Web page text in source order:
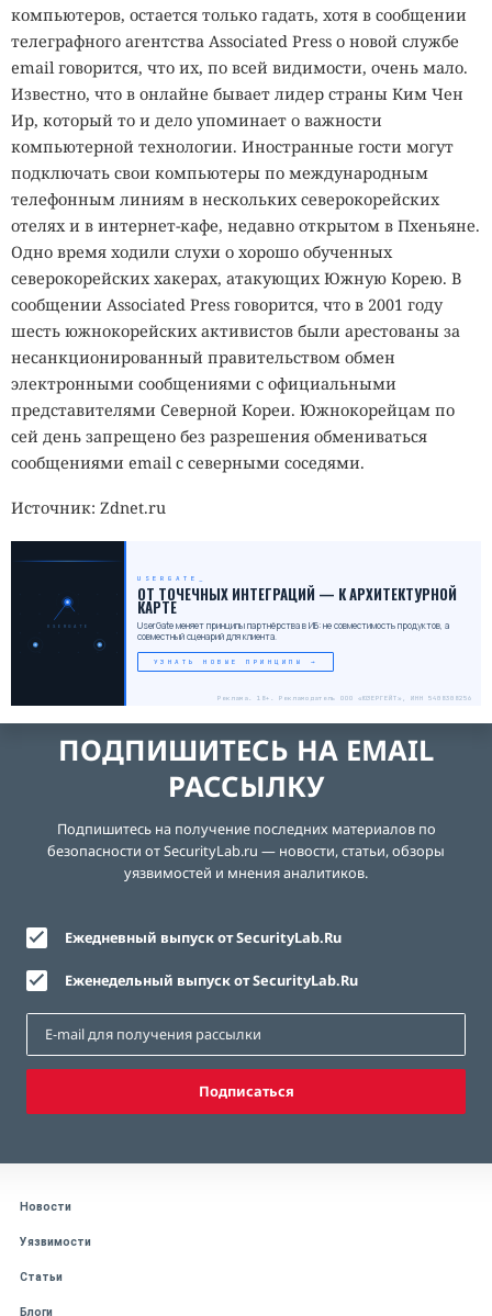
компьютеров, остается только гадать, хотя в сообщении
телеграфного агентства Associated Press о новой службе
email говорится, что их, по всей видимости, очень мало.
Известно, что в онлайне бывает лидер страны Ким Чен
Ир, который то и дело упоминает о важности
компьютерной технологии. Иностранные гости могут
подключать свои компьютеры по международным
телефонным линиям в нескольких северокорейских
отелях и в интернет-кафе, недавно открытом в Пхеньяне.
Одно время ходили слухи о хорошо обученных
северокорейских хакерах, атакующих Южную Корею. В
сообщении Associated Press говорится, что в 2001 году
шесть южнокорейских активистов были арестованы за
несанкционированный правительством обмен
электронными сообщениями с официальными
представителями Северной Кореи. Южнокорейцам по
сей день запрещено без разрешения обмениваться
сообщениями email с северными соседями.
Источник: Zdnet.ru
USERGATE
USERGATE
ОТ ТОЧЕЧНЫХ ИНТЕГРАЦИЙ — К АРХИТЕКТУРНОЙ
КАРТЕ
UserGate меняет принципы партнёрства в ИБ: не совместимость продуктов, а
совместный сценарий для клиента.
УЗНАТЬ НОВЫЕ ПРИНЦИПЫ →
Реклама. 18+. Рекламодатель ООО «ЮЗЕРГЕЙТ», ИНН 5408308256
ПОДПИШИТЕСЬ НА EMAIL
РАССЫЛКУ
Подпишитесь на получение последних материалов по
безопасности от SecurityLab.ru — новости, статьи, обзоры
уязвимостей и мнения аналитиков.
Ежедневный выпуск от SecurityLab.Ru
Еженедельный выпуск от SecurityLab.Ru
Подписаться
Новости
Уязвимости
Статьи
Блоги